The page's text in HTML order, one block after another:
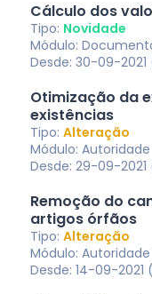
Cálculo dos
Tipo: Novidade
Módulo:
Desde: 30-09-2021
Otimização da
existências
Tipo: Alteração
Módulo:
Desde: 29-09-2021
Remoção do
artigos órfãos
Tipo: Alteração
Módulo:
Desde: 14-09-2021